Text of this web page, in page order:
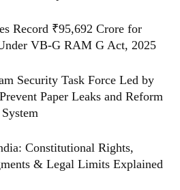
Record ₹95,692 Crore for
VB-G RAM G Act, 2025
Security Task Force Led by
Paper Leaks and Reform
Constitutional Rights,
& Legal Limits Explained